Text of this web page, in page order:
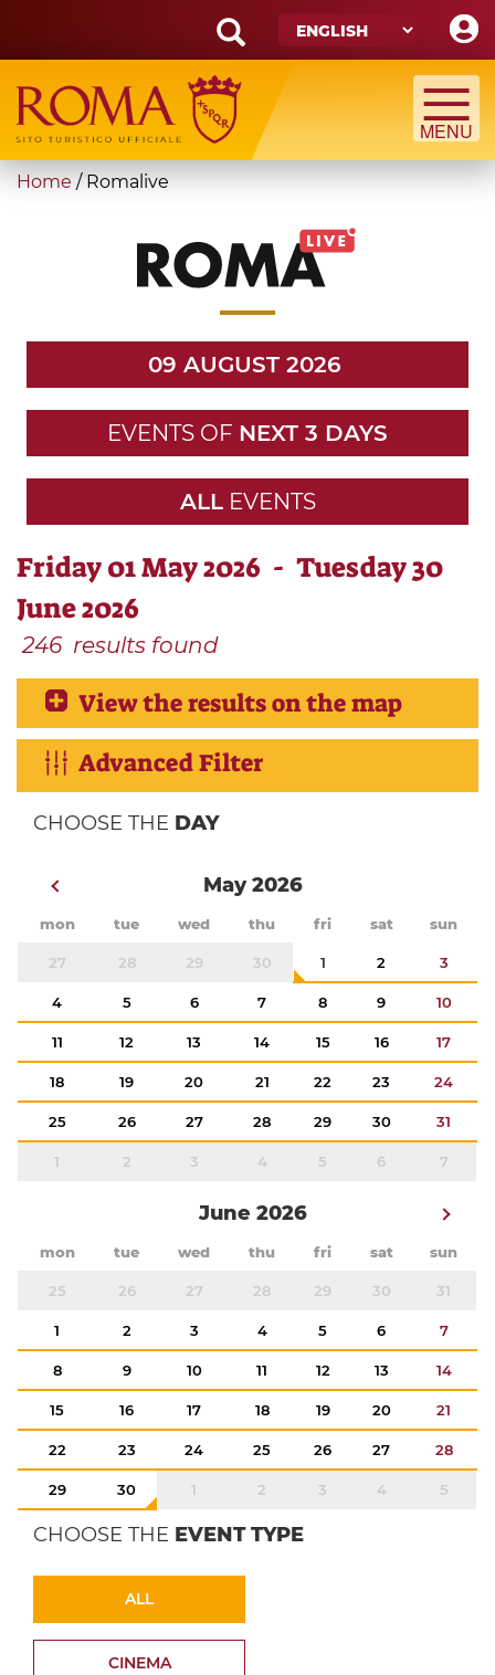
main
content
Search
form
Search
You
Home / Romalive
09 AUGUST 2026
EVENTS OF NEXT 3 DAYS
ALL EVENTS
Friday 01 May 2026 - Tuesday 30
June 2026
246 results found
View the results on the map
Advanced Filter
CHOOSE THE DAY
May 2026
mon tue wed thu fri sat sun
27 28 29 30 1 2 3
4 5 6 7 8 9 10
11 12 13 14 15 16 17
18 19 20 21 22 23 24
25 26 27 28 29 30 31
1 2 3 4 5 6 7
June 2026
mon tue wed thu fri sat sun
25 26 27 28 29 30 31
1 2 3 4 5 6 7
8 9 10 11 12 13 14
15 16 17 18 19 20 21
22 23 24 25 26 27 28
29 30 1 2 3 4 5
CHOOSE THE EVENT TYPE
ALL
CINEMA